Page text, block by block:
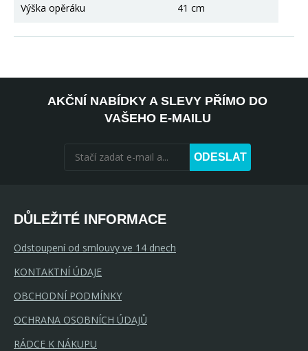
Výška opěráku 41 cm
AKČNÍ NABÍDKY A SLEVY PŘÍMO DO
VAŠEHO E-MAILU
ODESLAT
DŮLEŽITÉ INFORMACE
Odstoupení od smlouvy ve 14 dnech
KONTAKTNÍ ÚDAJE
OBCHODNÍ PODMÍNKY
OCHRANA OSOBNÍCH ÚDAJŮ
RÁDCE K NÁKUPU